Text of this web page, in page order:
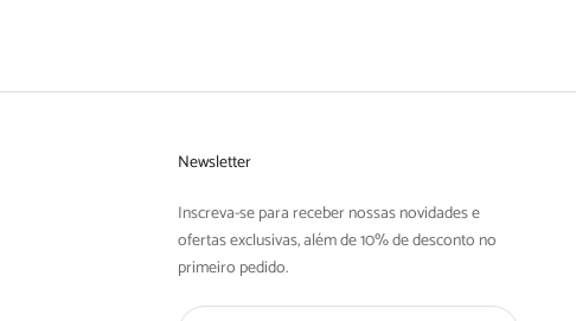
Newsletter
Inscreva-se para receber nossas novidades e
ofertas exclusivas, além de 10% de desconto no
primeiro pedido.